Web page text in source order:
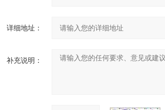
详细地址：
补充说明：